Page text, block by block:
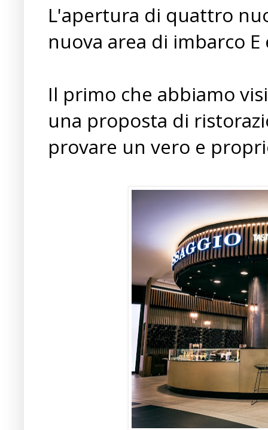
L'apertura di quattro
nuova area di imbarco
Il primo che abbiamo
una proposta di
provare un vero e